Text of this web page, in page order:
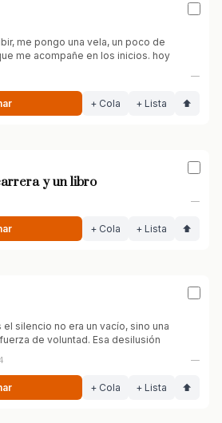
me pongo una vela, un poco de
me acompañe en los inicios. hoy
—
+ Cola + Lista ⬆
y un libro
—
+ Cola + Lista ⬆
silencio no era un vacío, sino una
de voluntad. Esa desilusión
—
+ Cola + Lista ⬆